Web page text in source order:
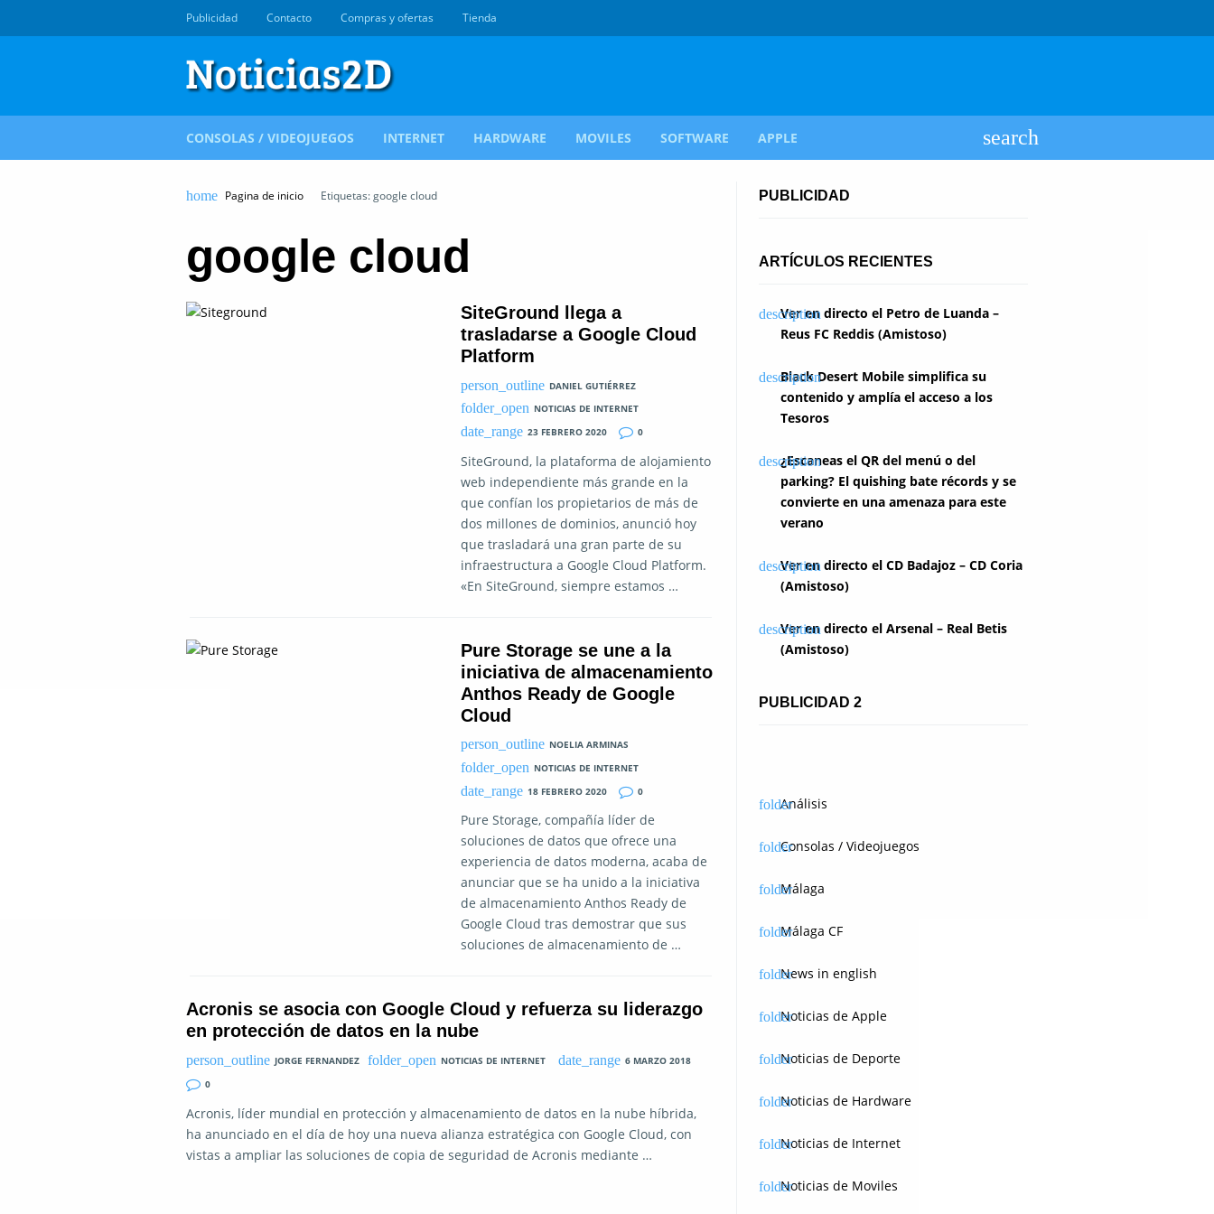
Publicidad Contacto Compras y ofertas Tienda
CONSOLAS / VIDEOJUEGOS INTERNET HARDWARE MOVILES SOFTWARE APPLE
Pagina de inicio Etiquetas: google cloud
google cloud
SiteGround llega a
trasladarse a Google Cloud
Platform
DANIEL GUTIÉRREZ
NOTICIAS DE INTERNET
23 FEBRERO 2020
0
SiteGround, la plataforma de alojamiento
web independiente más grande en la
que confían los propietarios de más de
dos millones de dominios, anunció hoy
que trasladará una gran parte de su
infraestructura a Google Cloud Platform.
«En SiteGround, siempre estamos …
Pure Storage se une a la
iniciativa de almacenamiento
Anthos Ready de Google
Cloud
NOELIA ARMINAS
NOTICIAS DE INTERNET
18 FEBRERO 2020
0
Pure Storage, compañía líder de
soluciones de datos que ofrece una
experiencia de datos moderna, acaba de
anunciar que se ha unido a la iniciativa
de almacenamiento Anthos Ready de
Google Cloud tras demostrar que sus
soluciones de almacenamiento de …
Acronis se asocia con Google Cloud y refuerza su liderazgo
en protección de datos en la nube
JORGE FERNANDEZ NOTICIAS DE INTERNET
6 MARZO 2018
0
Acronis, líder mundial en protección y almacenamiento de datos en la nube híbrida,
ha anunciado en el día de hoy una nueva alianza estratégica con Google Cloud, con
vistas a ampliar las soluciones de copia de seguridad de Acronis mediante …
PUBLICIDAD
ARTÍCULOS RECIENTES
Ver en directo el Petro de Luanda –
Reus FC Reddis (Amistoso)
Black Desert Mobile simplifica su
contenido y amplía el acceso a los
Tesoros
¿Escaneas el QR del menú o del
parking? El quishing bate récords y se
convierte en una amenaza para este
verano
Ver en directo el CD Badajoz – CD Coria
(Amistoso)
Ver en directo el Arsenal – Real Betis
(Amistoso)
PUBLICIDAD 2
Análisis
Consolas / Videojuegos
Málaga
Málaga CF
News in english
Noticias de Apple
Noticias de Deporte
Noticias de Hardware
Noticias de Internet
Noticias de Moviles